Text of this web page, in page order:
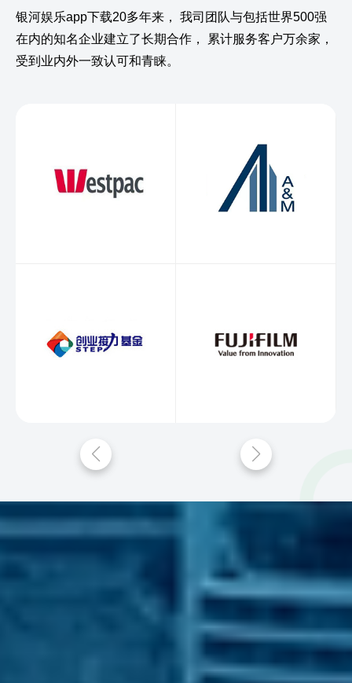
银河娱乐app下载20多年来，
我司团队与包括世界500强
在内的知名企业建立了长期合作，
累计服务客户万余家，
受到业内外一致认可和青睐。